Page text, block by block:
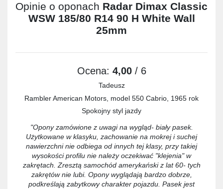
Opinie o oponach Radar Dimax Classic
WSW 185/80 R14 90 H White Wall
25mm
Ocena: 4,00/ 6
Tadeusz
Rambler American Motors, model 550 Cabrio, 1965 rok
Spokojny styl jazdy
"Opony zamówione z uwagi na wygląd- biały pasek.
Użytkowane w klasyku, zachowanie na mokrej i suchej
nawierzchni nie odbiega od innych tej klasy, przy takiej
wysokości profilu nie należy oczekiwać "klejenia" w
zakrętach. Zresztą samochód amerykański z lat 60- tych
zakrętów nie lubi. Opony wyglądają bardzo dobrze,
podkreślają zabytkowy charakter pojazdu. Pasek jest